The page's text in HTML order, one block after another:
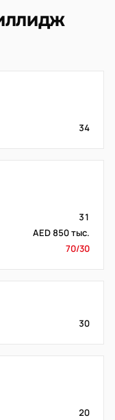
34
31
AED 850 тыс.
70/30
30
20